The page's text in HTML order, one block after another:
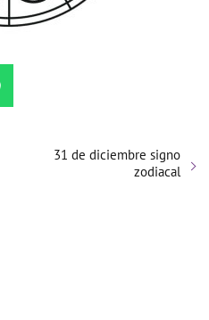
31 de diciembre signo
zodiacal